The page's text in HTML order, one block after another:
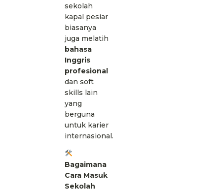
sekolah
kapal pesiar
biasanya
juga melatih
bahasa
Inggris
profesional
dan soft
skills lain
yang
berguna
untuk karier
internasional.
Bagaimana
Cara Masuk
Sekolah